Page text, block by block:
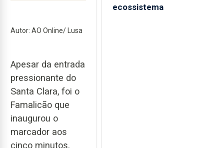
Autor: AO Online/ Lusa
Apesar da entrada
pressionante do
Santa Clara, foi o
Famalicão que
inaugurou o
marcador aos
cinco minutos,
ecossistema